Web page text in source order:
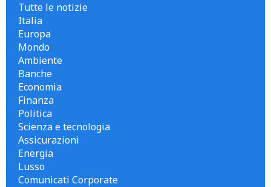
Tutte le notizie
Italia
Europa
Mondo
Ambiente
Banche
Economia
Finanza
Politica
Scienza e tecnologia
Assicurazioni
Energia
Lusso
Comunicati Corporate